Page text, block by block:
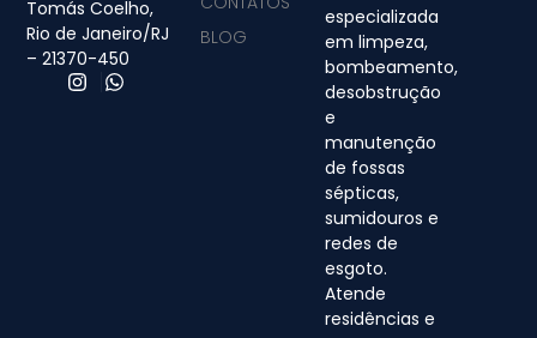
Tomás Coelho,
Rio de Janeiro/RJ
– 21370-450
especializada
em limpeza,
bombeamento,
desobstrução
e
manutenção
de fossas
sépticas,
sumidouros e
redes de
esgoto.
Atende
residências e
BLOG